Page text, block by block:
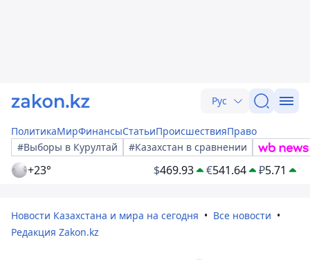
Рус
ПолитикаМирФинансыСтатьиПроисшествияПраво
#Выборы в Курултай
#Казахстан в сравнении
+23° $469.93 €541.64 ₽5.71
Новости Казахстана и мира на сегодня
Все новости
Редакция Zakon.kz